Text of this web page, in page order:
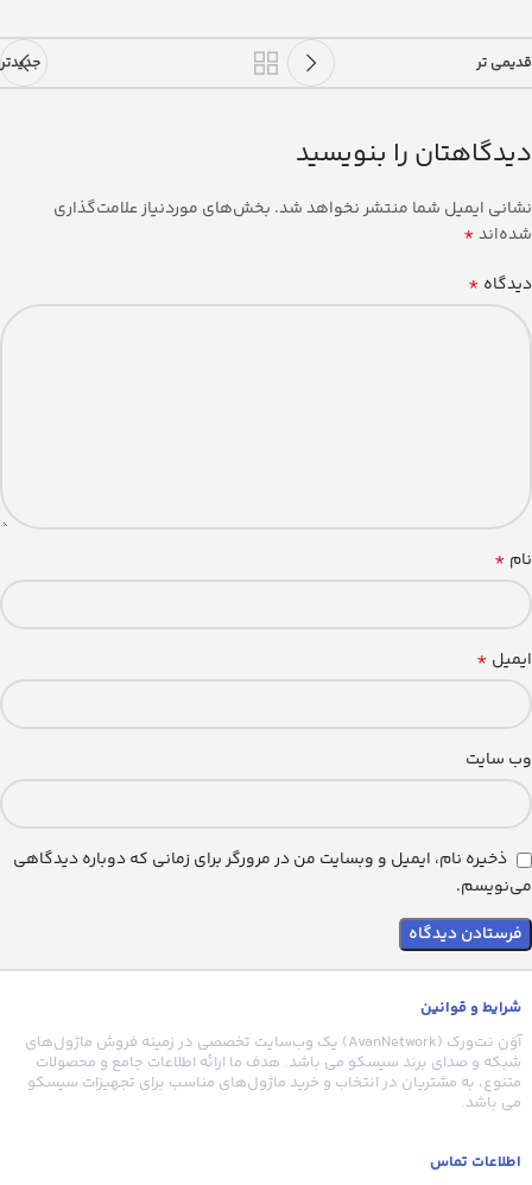
جدیدتر قدیمی تر
دیدگاهتان را بنویسید
نشانی ایمیل شما منتشر نخواهد شد. بخش‌های موردنیاز علامت‌گذاری
شده‌اند*
دیدگاه *
نام *
ایمیل *
وب‌ سایت
ذخیره نام، ایمیل و وبسایت من در مرورگر برای زمانی که دوباره دیدگاهی
می‌نویسم.
شرایط و قوانین
آوَن نت‌ورک (AvanNetwork) یک وب‌سایت تخصصی در زمینه فروش ماژول‌های
شبکه و صدای برند سیسکو می باشد. هدف ما ارائه اطلاعات جامع و محصولات
متنوع، به مشتریان در انتخاب و خرید ماژول‌های مناسب برای تجهیزات سیسکو
می باشد.
اطلاعات تماس